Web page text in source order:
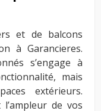
et de balcons
à Garancieres.
s’engage à
mais
extérieurs.
de vos